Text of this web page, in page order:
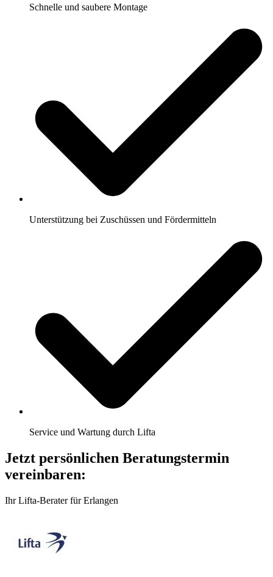
Schnelle und saubere Montage
Unterstützung bei Zuschüssen und Fördermitteln
Service und Wartung durch Lifta
Jetzt persönlichen Beratungstermin
vereinbaren:
Ihr Lifta-Berater für Erlangen